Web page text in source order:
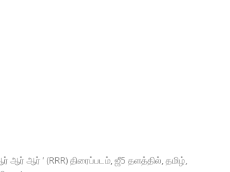
ஆர் ஆர் ’ (RRR) திரைப்படம், ஜீ5 தளத்தில், தமிழ்,